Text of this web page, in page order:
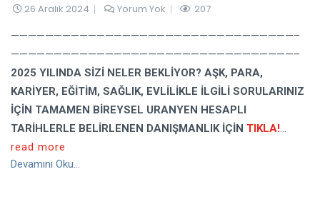
26 Aralık 2024 Yorum Yok 207
—————————————————————————————————–
—————————————————————————————————–
2025 YILINDA SİZİ NELER BEKLİYOR? AŞK, PARA,
KARİYER, EĞİTİM, SAĞLIK, EVLİLİKLE İLGİLİ SORULARINIZ
İÇİN TAMAMEN BİREYSEL URANYEN HESAPLI
TARİHLERLE BELİRLENEN DANIŞMANLIK İÇİN TIKLA!...
read more
Devamını Oku...